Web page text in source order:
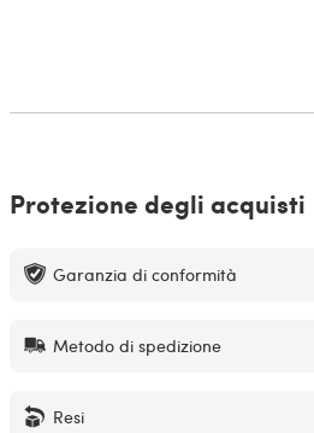
Protezione degli acquisti
Garanzia di conformità
Metodo di spedizione
Resi